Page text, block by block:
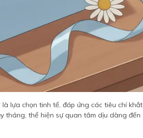
lựa chọn tinh tế, đáp ứng các tiêu chí khắt
tháng, thể hiện sự quan tâm dịu dàng đến